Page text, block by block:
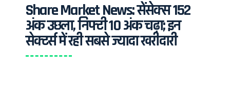
Share Market News: सेंसेक्स 152
अंक उछला, निफ्टी 10 अंक चढ़ा; इन
सेक्टर्स में रही सबसे ज्यादा खरीदारी